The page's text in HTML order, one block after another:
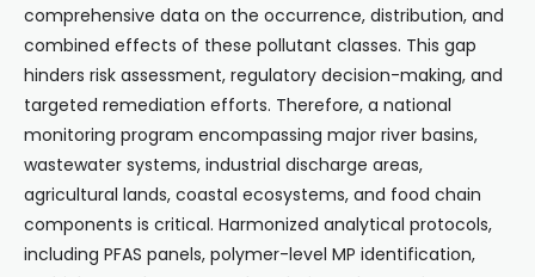
comprehensive data on the occurrence, distribution, and
combined effects of these pollutant classes. This gap
hinders risk assessment, regulatory decision-making, and
targeted remediation efforts. Therefore, a national
monitoring program encompassing major river basins,
wastewater systems, industrial discharge areas,
agricultural lands, coastal ecosystems, and food chain
components is critical. Harmonized analytical protocols,
including PFAS panels, polymer-level MP identification,